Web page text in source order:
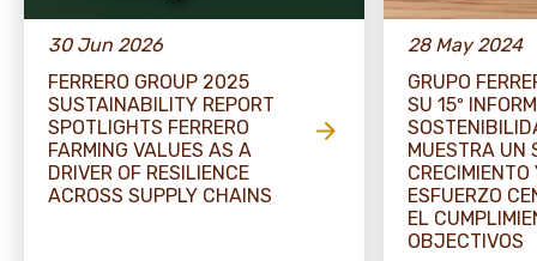
30 Jun 2026
FERRERO GROUP 2025
SUSTAINABILITY REPORT
SPOTLIGHTS FERRERO
FARMING VALUES AS A
DRIVER OF RESILIENCE
ACROSS SUPPLY CHAINS
28 May 2024
GRUPO
SU 15º
MUESTRA UN
CRECIMIENTO
ESFUERZO
EL
OBJECTIVOS